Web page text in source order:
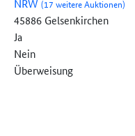
(17 weitere Auktionen)
45886 Gelsenkirchen
Ja
Nein
Überweisung